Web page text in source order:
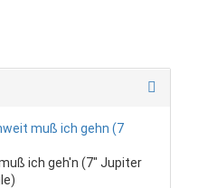
ich geh'n (7" Jupiter